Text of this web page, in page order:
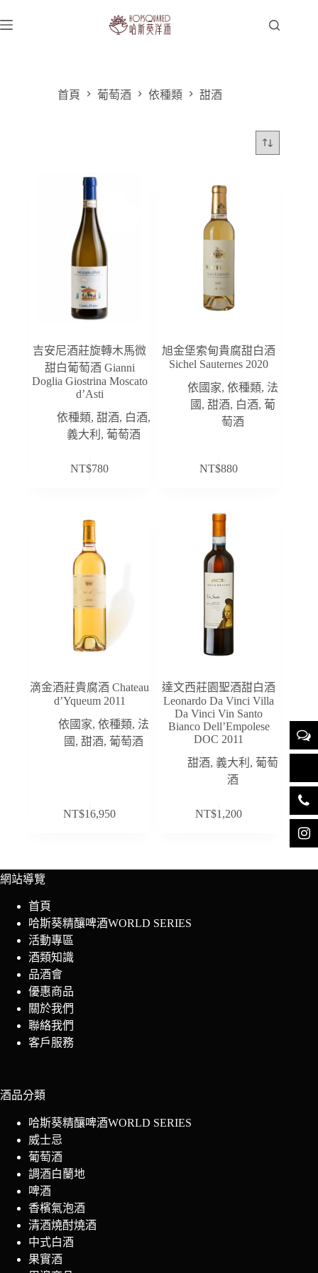
至
首頁 葡萄酒 依種類 甜酒
吉安尼酒莊旋轉木馬微
甜白葡萄酒 Gianni
Doglia Giostrina Moscato
d’Asti
依種類,甜酒, 白酒,
義大利 ,葡萄酒
NT$780
旭金堡索甸貴腐甜白酒
Sichel Sauternes 2020
依國家,依種類, 法
國 ,甜酒, 白酒,葡
萄酒
NT$880
滴金酒莊貴腐酒 Chateau
d’Yqueum 2011
依國家,依種類, 法
國 ,甜酒,葡萄酒
NT$16,950
達文西莊園聖酒甜白酒
Leonardo Da Vinci Villa
Da Vinci Vin Santo
Bianco Dell’Empolese
DOC 2011
甜酒, 義大利 ,葡萄
酒
NT$1,200
網站導覽
首頁
哈斯葵精釀啤酒WORLD SERIES
活動專區
酒類知識
品酒會
優惠商品
關於我們
聯絡我們
客戶服務
酒品分類
哈斯葵精釀啤酒WORLD SERIES
威士忌
葡萄酒
調酒白蘭地
啤酒
香檳氣泡酒
清酒燒酎燒酒
中式白酒
果實酒